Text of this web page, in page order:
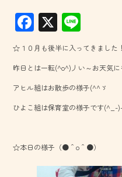
F
ac
e
b
o
ok
X
ne
☆１０月も後半に入ってきました！
昨日とは一転(^o^)丿い～お天気に
アヒル組はお散歩の様子(^^ゞ
ひよこ組は保育室の様子です
☆本日の様子（●＾o＾●）